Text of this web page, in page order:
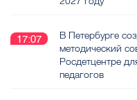
17:07
В Петербурге
методический
Росдетцентре
педагогов